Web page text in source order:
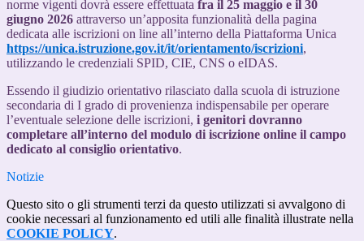
norme vigenti dovrà essere effettuata fra il 25 maggio e il 30
giugno 2026 attraverso un’apposita funzionalità della pagina
dedicata alle iscrizioni on line all’interno della Piattaforma Unica
https://unica.istruzione.gov.it/it/orientamento/iscrizioni,
utilizzando le credenziali SPID, CIE, CNS o eIDAS.
Essendo il giudizio orientativo rilasciato dalla scuola di istruzione
secondaria di I grado di provenienza indispensabile per operare
l’eventuale selezione delle iscrizioni, i genitori dovranno
completare all’interno del modulo di iscrizione online il campo
dedicato al consiglio orientativo.
Notizie
Questo sito o gli strumenti terzi da questo utilizzati si avvalgono di
cookie necessari al funzionamento ed utili alle finalità illustrate nella
COOKIE POLICY.